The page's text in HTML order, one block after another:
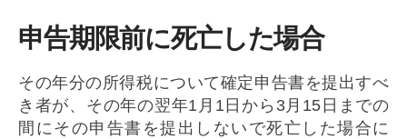
申告期限前に死亡した場合
その年分の所得税について確定申告書を提出すべ
き者が、その年の翌年1月1日から3月15日までの
間にその申告書を提出しないで死亡した場合に